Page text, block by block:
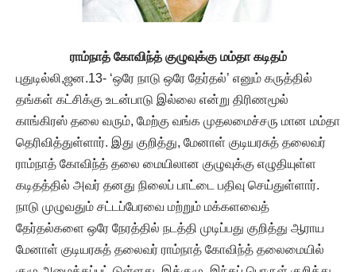
ராம்நாத் கோவிந்த் குழுவுக்கு மம்தா கடிதம்
புதுடில்லி,ஜன.13- ‘ஒரே நாடு ஒரே தேர்தல்’ எனும் கருத்தில்
தங்கள் கட்சிக்கு உடன்பாடு இல்லை என்று திரிணமூல்
காங்கிரஸ் தலை வரும், மேற்கு வங்க முதலமைச்சரு மான மம்தா
தெரிவித்துள்ளார். இது குறித்து, மேனாள் குடியரசுத் தலைவர்
ராம்நாத் கோவிந்த் தலை மையிலான குழுவுக்கு எழுதியுள்ள
கடிதத்தில் அவர் தனது நிலைப் பாட்டை பதிவு செய்துள்ளார்.
நாடு முழுவதும் சட்டப்பேரவை மற்றும் மக்களவைத்
தேர்தல்களை ஒரே நேரத்தில் நடத்தி முடிப்பது குறித்து ஆராய
மேனாள் குடியரசுத் தலைவர் ராம்நாத் கோவிந்த் தலைமையில்